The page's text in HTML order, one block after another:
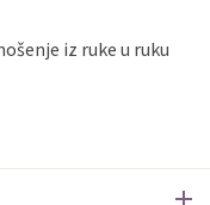
iz ruke u ruku